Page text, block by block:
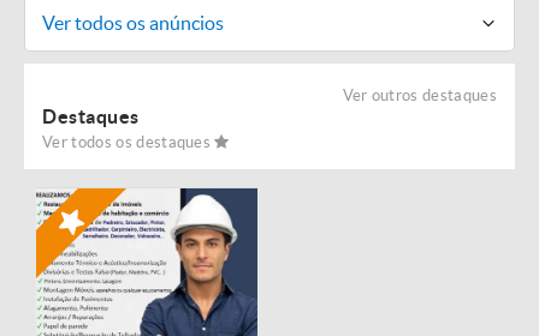
Ver todos os anúncios
Ver outros destaques
Destaques
Ver todos os destaques